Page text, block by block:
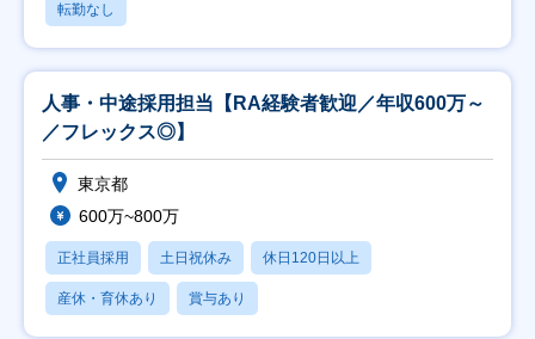
転勤なし
人事・中途採用担当【RA経験者歓迎／年収600万～
／フレックス◎】
東京都
600万~800万
正社員採用 土日祝休み 休日120日以上
産休・育休あり 賞与あり